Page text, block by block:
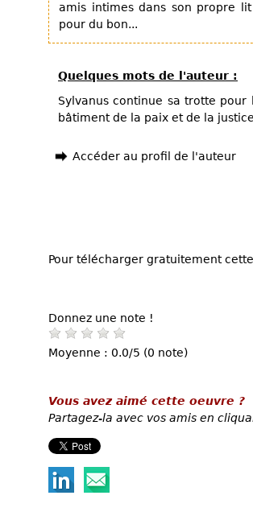
amis intimes dans son propre
pour du bon...
Quelques mots de l'auteur :
Sylvanus continue sa trotte
bâtiment de la paix et de la
Accéder au profil de l'auteur
Pour télécharger gratuitement
Donnez une note !
Moyenne : 0.0/5 (0 note)
Vous avez aimé cette oeuvre ?
Partagez-la avec vos amis en